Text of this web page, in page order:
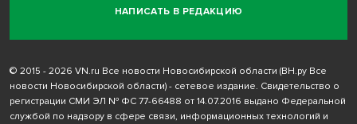
НАПИСАТЬ В РЕДАКЦИЮ
© 2015 - 2026 VN.ru Все новости Новосибирской области (ВН.ру Все
новости Новосибирской области) - сетевое издание. Свидетельство о
регистрации СМИ ЭЛ № ФС 77-66488 от 14.07.2016 выдано Федеральной
службой по надзору в сфере связи, информационных технологий и